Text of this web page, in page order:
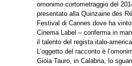
omonimo cortometraggio del
presentato alla Quinzaine des
Festival di Cannes dove ha
Cinema Label – conferma in
il talento del regista italo-
L’oggetto del racconto è
Gioia Tauro, in Calabria, lo